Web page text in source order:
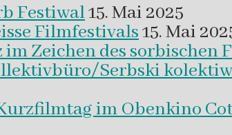
Festiwal15. Mai 2025
Filmfestivals15. Mai
Zeichen des sorbischen
Serbski
im Obenkino